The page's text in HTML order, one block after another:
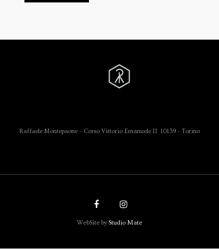
Raffaele Montepaone – Corso Vittorio Emanuele II 10139 – Torino
WebSite by Studio Mate